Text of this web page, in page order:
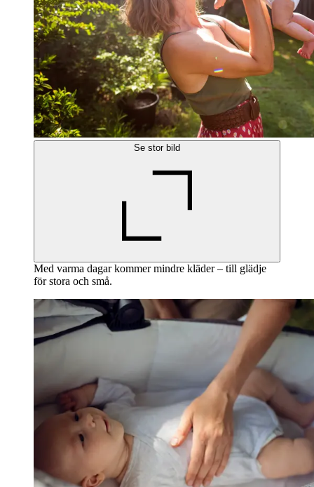
Se stor bild
Med varma dagar kommer mindre kläder – till glädje
för stora och små.